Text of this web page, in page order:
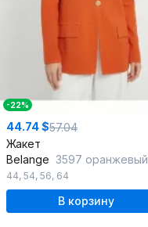
-22%
44.74 $57.04
Жакет
Belange 3597 оранжевый
44, 54, 56, 64
В корзину